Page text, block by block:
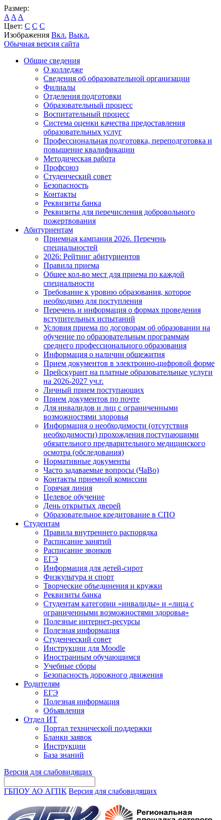
Размер:
A A A
Цвет: C C C
Изображения Вкл. Выкл.
Обычная версия сайта
Общие сведения
О колледже
Сведения об образовательной организации
Филиалы
Отделения подготовки
Образовательный процесс
Воспитательный процесс
Система оценки качества предоставления
образовательных услуг
Профессиональная подготовка, переподготовка и
повышение квалификации
Методическая работа
Профсоюз
Студенческий совет
Безопасность
Контакты
Реквизиты банка
Реквизиты для перечисления добровольного
пожертвования
Абитуриентам
Приемная кампания 2026. Перечень
специальностей
2026: Рейтинг абитуриентов
Правила приема
Общее кол-во мест для приема по каждой
специальности
Требование к уровню образования, которое
необходимо для поступления
Перечень и информация о формах проведения
вступительных испытаний
Условия приема по договорам об образовании на
обучение по образовательным программам
среднего профессионального образования
Информация о наличии общежития
Прием документов в электронно-цифровой форме
Прейскурант на платные образовательные услуги
на 2026-2027 уч.г.
Личный прием поступающих
Прием документов по почте
Для инвалидов и лиц с ограниченными
возможностями здоровья
Информация о необходимости (отсутствия
необходимости) прохождения поступающими
обязательного предварительного медицинского
осмотра (обследования)
Нормативные документы
Часто задаваемые вопросы (ЧаВо)
Контакты приемной комиссии
Горячая линия
Целевое обучение
День открытых дверей
Образовательное кредитование в СПО
Студентам
Правила внутреннего распорядка
Расписание занятий
Расписание звонков
ЕГЭ
Информация для детей-сирот
Физкультура и спорт
Творческие объединения и кружки
Реквизиты банка
Студентам категории «инвалиды» и «лица с
ограниченными возможностями здоровья»
Полезные интернет-ресурсы
Полезная информация
Студенческий совет
Инструкции для Moodle
Иностранным обучающимся
Учебные сборы
Безопасность дорожного движения
Родителям
ЕГЭ
Полезная информация
Объявления
Отдел ИТ
Портал технической поддержки
Бланки заявок
Инструкции
База знаний
Версия для слабовидящих
ГБПОУ АО АГПК Версия для слабовидящих